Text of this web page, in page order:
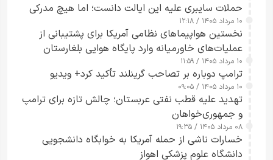
حملات سایبری علیه این ایالت دانست؛ اما هیچ مدرکی
ارائه نکرد
۱۰ مرداد ۱۴۰۵ / ۱۲:۱۸
نخستین هواپیماهای نظامی آمریکا برای پشتیبانی از
عملیات‌های خاورمیانه وارد پایگاه هوایی بلغارستان
شدند
۱۰ مرداد ۱۴۰۵ / ۱۱:۵۹
ترامپ دوباره بر تصاحب گرینلند تأکید کرد+ ویدیو
۱۰ مرداد ۱۴۰۵ / ۰۹:۰۵
تهدید علیه قطب نفتی عربستان؛ چالش تازه برای ترامپ
و جمهوری‌خواهان
۰۸ مرداد ۱۴۰۵ / ۱۹:۳۵
خسارات ناشی از حمله آمریکا به خوابگاه دانشجویی
دانشگاه علوم پزشکی اهواز